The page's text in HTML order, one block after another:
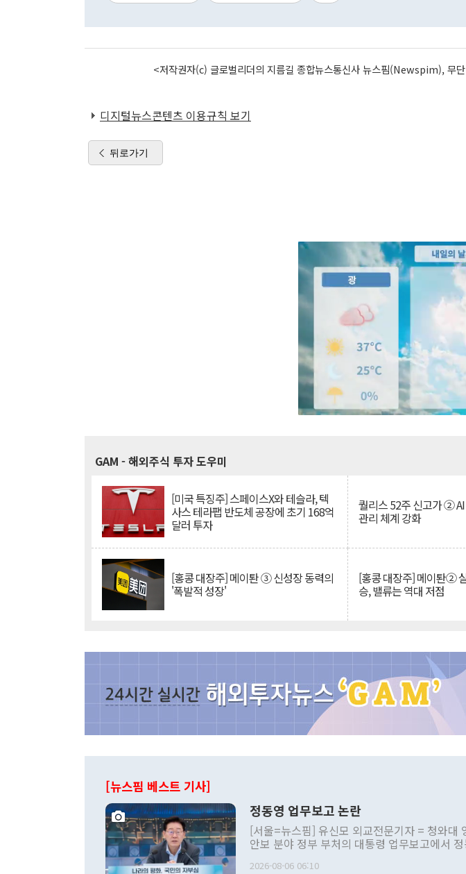
<저작권자(c) 글로벌리더의 지름길 종합뉴스통신사 뉴스핌(Newspim), 무
디지털뉴스콘텐츠 이용규칙 보기
뒤로가기
GAM - 해외주식 투자 도우미
[미국 특징주] 스페이스X와 테슬라, 텍
사스 테라팹 반도체 공장에 초기 168억
달러 투자
퀄리스 52주 신고가 ②
관리 체계 강화
[홍콩 대장주] 메이퇀 ③ 신성장 동력의
'폭발적 성장'
[홍콩 대장주] 메이퇀②
승, 밸류는 역대 저점
[뉴스핌 베스트 기사]
정동영 업무보고 논란
[서울=뉴스핌] 유신모 외교전문기자 = 청와대
안보 분야 정부 부처의 대통령 업무보고에서
발언 중에는 정부 내 조율을 거치지 않은 사안
2026-08-06 06:10